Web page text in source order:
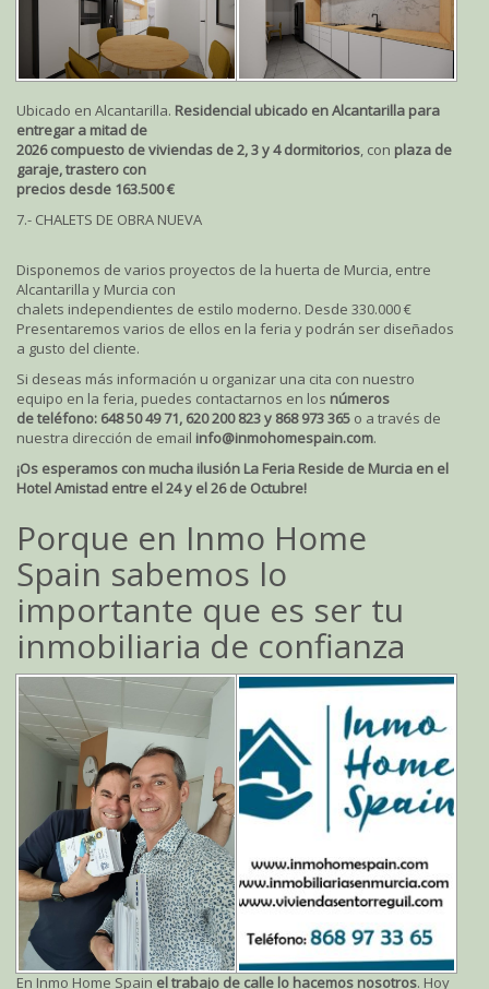
Ubicado en Alcantarilla. Residencial ubicado en Alcantarilla para
entregar a mitad de
2026 compuesto de viviendas de 2, 3 y 4 dormitorios, con plaza de
garaje, trastero con
precios desde 163.500 €
7.- CHALETS DE OBRA NUEVA
Disponemos de varios proyectos de la huerta de Murcia, entre
Alcantarilla y Murcia con
chalets independientes de estilo moderno. Desde 330.000 €
Presentaremos varios de ellos en la feria y podrán ser diseñados
a gusto del cliente.
Si deseas más información u organizar una cita con nuestro
equipo en la feria, puedes contactarnos en los números
deteléfono: 648 50 49 71, 620 200 823 y 868 973 365 o a través de
nuestra dirección de email info@inmohomespain.com.
¡Os esperamos con mucha ilusión La Feria Reside de Murcia en el
Hotel Amistad entre el 24 y el 26 de Octubre!
Porque en Inmo Home
Spain sabemos lo
importante que es ser tu
inmobiliaria de confianza
En Inmo Home Spain el trabajo de calle lo hacemos nosotros. Hoy